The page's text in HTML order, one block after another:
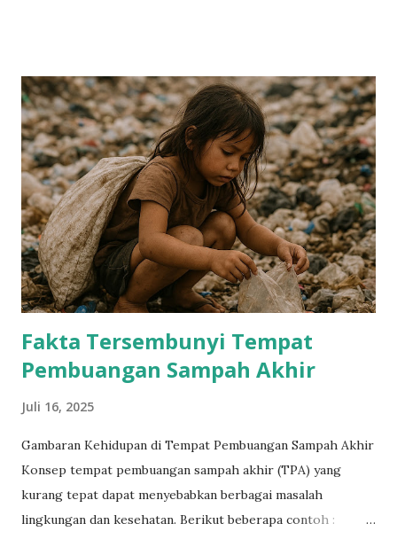
pentingnya pengelolaan sampah yang baik Metode
Pengelolaan Sampah Pengumpulan sampah Pengangkutan
sampah Pengolahan sampah (daur ulang, pengomposan,
pembakaran) Pembuangan sampah (tempat pembuangan
akhir) Manfaat Pengelolaan Sampah Mengurangi polusi
lingkungan Menghemat sumber daya alam Meningkatkan
kesehatan masyarakat Mengurangi biaya pengelolaan
sampah Tantangan Pengelolaan Sampah Peningkatan
volume sampah Kurangnya infrastruktur pengelolaan
sampah Kurangnya kesadaran masyarakat tentang
pentingnya pengelolaan sampah Biay...
Fakta Tersembunyi Tempat
Pembuangan Sampah Akhir
Juli 16, 2025
Gambaran Kehidupan di Tempat Pembuangan Sampah Akhir
Konsep tempat pembuangan sampah akhir (TPA) yang
kurang tepat dapat menyebabkan berbagai masalah
lingkungan dan kesehatan. Berikut beberapa contoh :